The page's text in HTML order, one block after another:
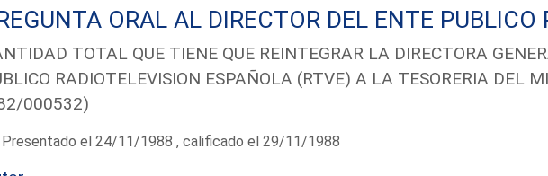
ORAL AL DIRECTOR DEL ENTE PUBLICO
TOTAL QUE TIENE QUE REINTEGRAR LA DIRECTORA
RADIOTELEVISION ESPAÑOLA (RTVE) A LA TESORERIA DEL
000532)
Presentado el 24/11/1988 , calificado el 29/11/1988